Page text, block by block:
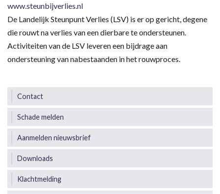
www.steunbijverlies.nl
De Landelijk Steunpunt Verlies (LSV) is er op gericht, degene
die rouwt na verlies van een dierbare te ondersteunen.
Activiteiten van de LSV leveren een bijdrage aan
ondersteuning van nabestaanden in het rouwproces.
Contact
Schade melden
Aanmelden nieuwsbrief
Downloads
Klachtmelding